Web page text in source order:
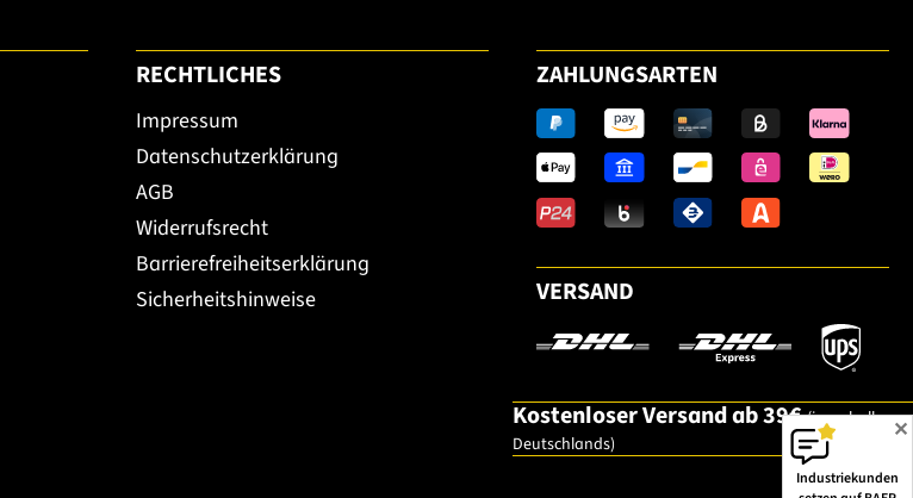
✕
Industriekunden
RECHTLICHES
Impressum
Datenschutzerklärung
AGB
Widerrufsrecht
Barrierefreiheitserklärung
Sicherheitshinweise
ZAHLUNGSARTEN
VERSAND
Kostenloser Versand ab 39€(innerhalb
Deutschlands)